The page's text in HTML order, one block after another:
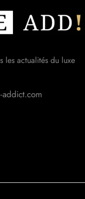
les actualités du luxe
addict.com